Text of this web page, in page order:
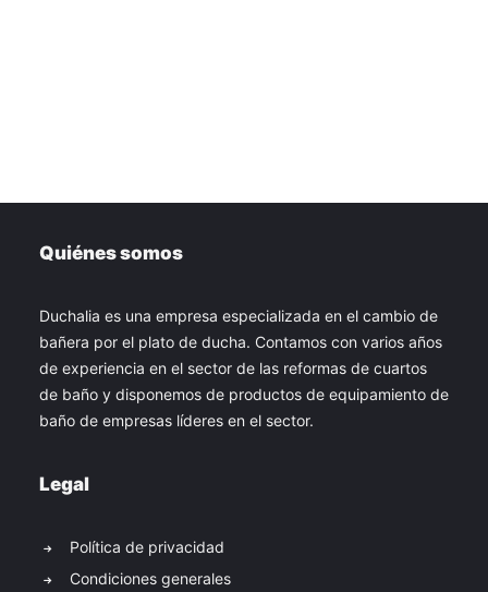
Quiénes somos
Duchalia es una empresa especializada en el cambio de
bañera por el plato de ducha. Contamos con varios años
de experiencia en el sector de las reformas de cuartos
de baño y disponemos de productos de equipamiento de
baño de empresas líderes en el sector.
Legal
Política de privacidad
Condiciones generales